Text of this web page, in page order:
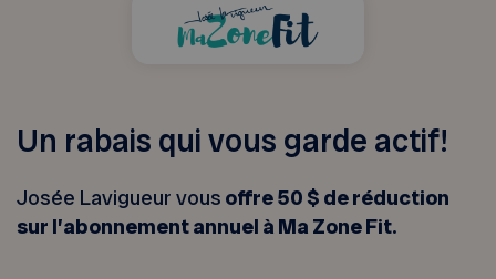
Un rabais qui vous garde actif!
Josée Lavigueur vous offre 50 $ de réduction
sur l’abonnement annuel à Ma Zone Fit.